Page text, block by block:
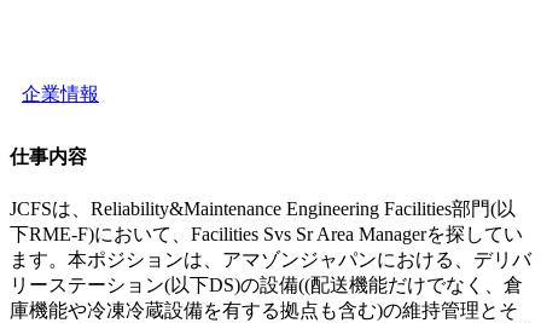
企業情報
仕事内容
JCFSは、Reliability&Maintenance Engineering Facilities部門(以
下RME-F)において、Facilities Svs Sr Area Managerを探してい
ます。本ポジションは、アマゾンジャパンにおける、デリバ
リーステーション(以下DS)の設備((配送機能だけでなく、倉
庫機能や冷凍冷蔵設備を有する拠点も含む)の維持管理とそ